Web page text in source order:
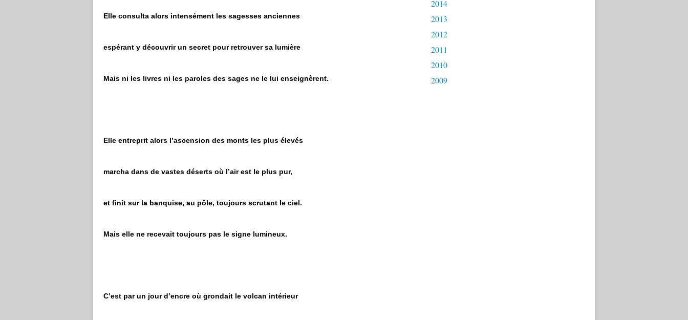
Elle consulta alors intensément les sagesses anciennes
espérant y découvrir un secret pour retrouver sa lumière
Mais ni les livres ni les paroles des sages ne le lui enseignèrent.
Elle entreprit alors l’ascension des monts les plus élevés
marcha dans de vastes déserts où l’air est le plus pur,
et finit sur la banquise, au pôle, toujours scrutant le ciel.
Mais elle ne recevait toujours pas le signe lumineux.
C’est par un jour d’encre où grondait le volcan intérieur
2014
2013
2012
2011
2010
2009